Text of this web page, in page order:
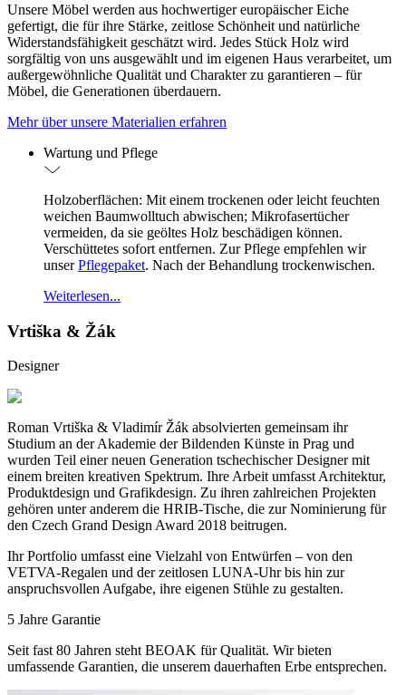
Unsere Möbel werden aus hochwertiger europäischer Eiche
gefertigt, die für ihre Stärke, zeitlose Schönheit und natürliche
Widerstandsfähigkeit geschätzt wird. Jedes Stück Holz wird
sorgfältig von uns ausgewählt und im eigenen Haus verarbeitet, um
außergewöhnliche Qualität und Charakter zu garantieren – für
Möbel, die Generationen überdauern.
Mehr über unsere Materialien erfahren
Wartung und Pflege
Holzoberflächen: Mit einem trockenen oder leicht feuchten
weichen Baumwolltuch abwischen; Mikrofasertücher
vermeiden, da sie geöltes Holz beschädigen können.
Verschüttetes sofort entfernen. Zur Pflege empfehlen wir
unserPflegepaket. Nach der Behandlung trockenwischen.
Weiterlesen...
Vrtiška & Žák
Designer
Roman Vrtiška & Vladimír Žák absolvierten gemeinsam ihr
Studium an der Akademie der Bildenden Künste in Prag und
wurden Teil einer neuen Generation tschechischer Designer mit
einem breiten kreativen Spektrum. Ihre Arbeit umfasst Architektur,
Produktdesign und Grafikdesign. Zu ihren zahlreichen Projekten
gehören unter anderem die HRIB-Tische, die zur Nominierung für
den Czech Grand Design Award 2018 beitrugen.
Ihr Portfolio umfasst eine Vielzahl von Entwürfen – von den
VETVA-Regalen und der zeitlosen LUNA-Uhr bis hin zur
anspruchsvollen Aufgabe, ihre eigenen Stühle zu gestalten.
5 Jahre Garantie
Seit fast 80 Jahren steht BEOAK für Qualität. Wir bieten
umfassende Garantien, die unserem dauerhaften Erbe entsprechen.